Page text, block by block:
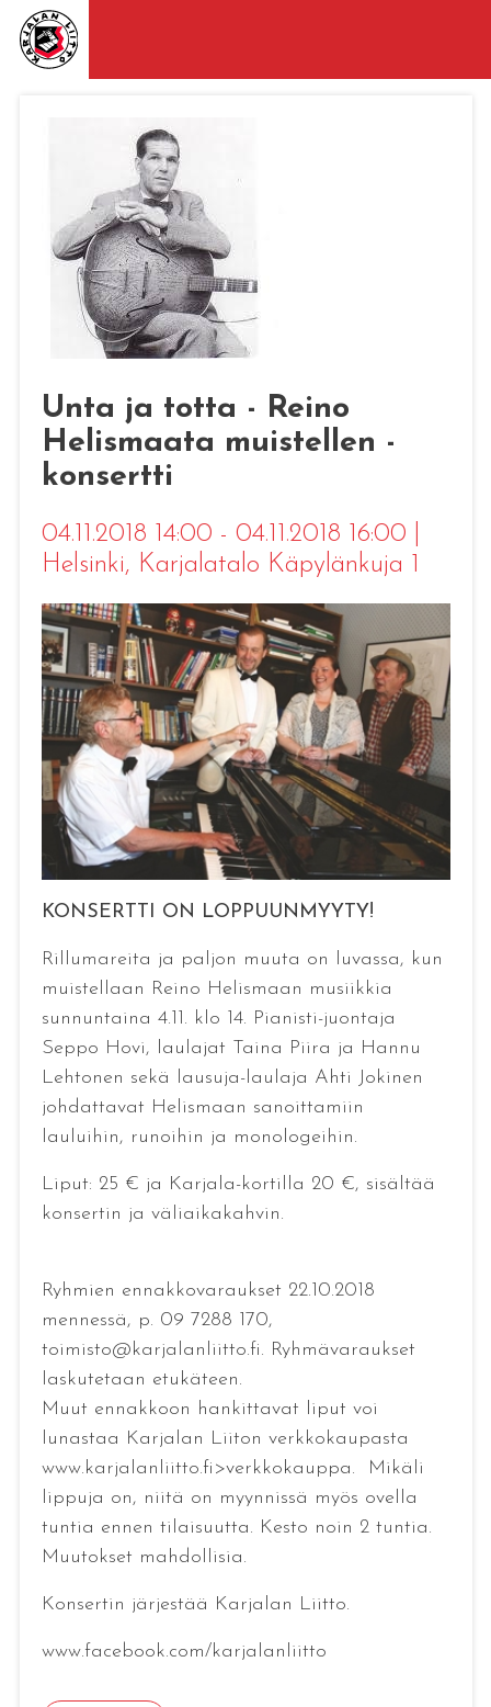
Unta ja totta - Reino
Helismaata muistellen -
konsertti
04.11.2018 14:00 - 04.11.2018 16:00
Helsinki, Karjalatalo Käpylänkuja 1
KONSERTTI ON LOPPUUNMYYTY!
Rillumareita ja paljon muuta on luvassa, kun
muistellaan Reino Helismaan musiikkia
sunnuntaina 4.11. klo 14. Pianisti-juontaja
Seppo Hovi, laulajat Taina Piira ja Hannu
Lehtonen sekä lausuja-laulaja Ahti Jokinen
johdattavat Helismaan sanoittamiin
lauluihin, runoihin ja monologeihin.
Liput: 25 € ja Karjala-kortilla 20 €, sisältää
konsertin ja väliaikakahvin.
Ryhmien ennakkovaraukset 22.10.2018
mennessä, p. 09 7288 170,
toimisto@karjalanliitto.fi. Ryhmävaraukset
laskutetaan etukäteen.
Muut ennakkoon hankittavat liput voi
lunastaa Karjalan Liiton verkkokaupasta
www.karjalanliitto.fi>verkkokauppa. Mikäli
lippuja on, niitä on myynnissä myös ovella
tuntia ennen tilaisuutta. Kesto noin 2 tuntia.
Muutokset mahdollisia.
Konsertin järjestää Karjalan Liitto.
www.facebook.com/karjalanliitto